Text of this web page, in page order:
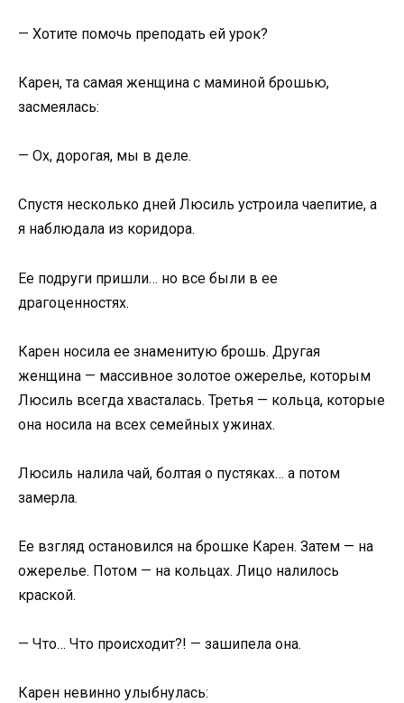
— Хотите помочь преподать ей урок?
Карен, та самая женщина с маминой брошью,
засмеялась:
— Ох, дорогая, мы в деле.
Спустя несколько дней Люсиль устроила чаепитие, а
я наблюдала из коридора.
Ее подруги пришли… но все были в ее
драгоценностях.
Карен носила ее знаменитую брошь. Другая
женщина — массивное золотое ожерелье, которым
Люсиль всегда хвасталась. Третья — кольца, которые
она носила на всех семейных ужинах.
Люсиль налила чай, болтая о пустяках… а потом
замерла.
Ее взгляд остановился на брошке Карен. Затем — на
ожерелье. Потом — на кольцах. Лицо налилось
краской.
— Что… Что происходит?! — зашипела она.
Карен невинно улыбнулась: